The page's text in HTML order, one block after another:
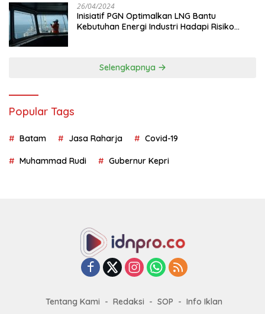
26/04/2024
Inisiatif PGN Optimalkan LNG Bantu
Kebutuhan Energi Industri Hadapi Risiko
Selengkapnya
Popular Tags
Batam Jasa Raharja Covid-19
Muhammad Rudi Gubernur Kepri
Tentang Kami Redaksi SOP
Info Iklan